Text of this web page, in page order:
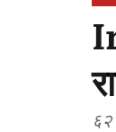
६२